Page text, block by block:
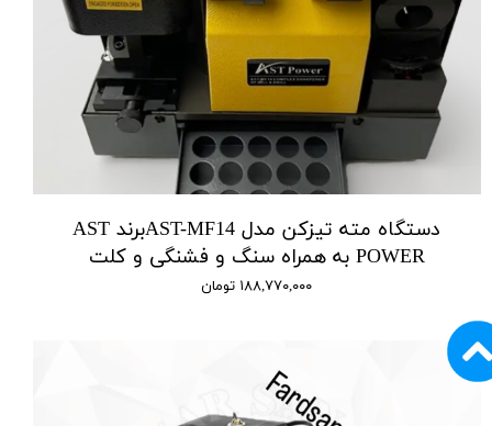
دستگاه مته تیزکن مدل AST-MF14برند AST
POWER به همراه سنگ و فشنگی و کلت
۱۸۸,۷۷۰,۰۰۰ تومان